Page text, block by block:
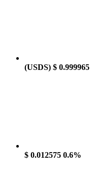
(USDS) $ 0.999965
$ 0.012575 0.6%